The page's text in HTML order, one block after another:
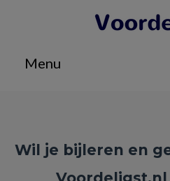
Menu
Wil je bijleren en